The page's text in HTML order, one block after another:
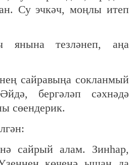
Су эчкәч, моңлы итеп
янына тезләнеп, аңа
сайравыңа сокланмый
бергәләп сәхнәдә
сөендерик.
сайрый алам. Зинһар,